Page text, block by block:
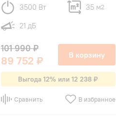
3500 Вт 35 м2
21 дБ
101 990 ₽
89 752 ₽ В корзину
Выгода 12% или 12 238 ₽
Сравнить В избранное